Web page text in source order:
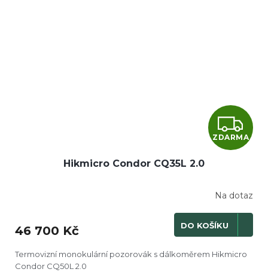
Z
D
R
M
A
ZDARMA
Hikmicro Condor CQ35L 2.0
Na dotaz
46 700 Kč DO KOŠÍKU
Termovizní monokulární pozorovák s dálkoměrem Hikmicro
Condor CQ50L 2.0